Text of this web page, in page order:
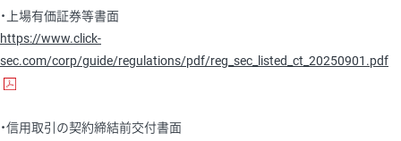
・上場有価証券等書面
https://www.click-
sec.com/corp/guide/regulations/pdf/reg_sec_listed_ct_20250901.pdf
・信用取引の契約締結前交付書面